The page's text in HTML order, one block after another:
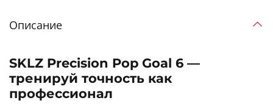
Описание
SKLZ Precision Pop Goal 6 —
тренируй точность как
профессионал